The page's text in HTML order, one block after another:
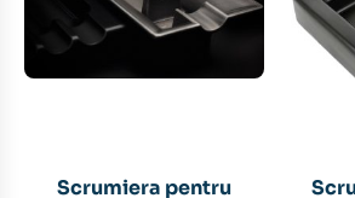
Scrumiera pentru